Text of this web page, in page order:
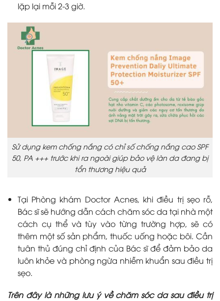
lặp lại mỗi 2-3 giờ.
Sử dụng kem chống nắng có chỉ số chống nắng cao SPF
50, PA +++ trước khi ra ngoài giúp bảo vệ làn da đang bị
tổn thương hiệu quả
Tại Phòng khám Doctor Acnes, khi điều trị sẹo rỗ,
Bác sĩ sẽ hướng dẫn cách chăm sóc da tại nhà một
cách cụ thể và tùy vào từng trường hợp, sẽ có
thêm một số sản phẩm, thuốc uống hoặc bôi. Cần
tuân thủ đúng chỉ định của Bác sĩ để đảm bảo da
luôn khỏe và phòng ngừa nhiễm khuẩn sau điều trị
sẹo.
Trên đây là những lưu ý về chăm sóc da sau điều trị